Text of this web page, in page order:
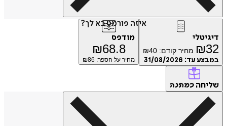
איזה פורמט בא לך?
דיגיטלי
₪32 מחיר קודם: ₪40
במבצע עד: 31/08/2026
מודפס
₪68.8
מחיר על הספר: ₪ 86
שליחה כמתנה